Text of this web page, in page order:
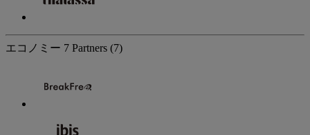
エコノミー 7 Partners (7)